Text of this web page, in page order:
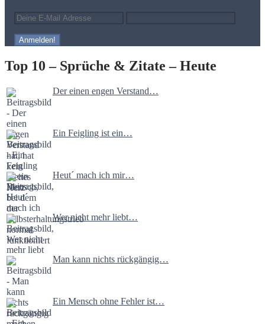
Top 10 – Sprüche & Zitate – Heute
Der einen engen Verstand…
Ein Feigling ist ein…
Heut´ mach ich mir…
Wer nicht mehr liebt…
Man kann nichts rückgängig…
Ein Mensch ohne Fehler ist…